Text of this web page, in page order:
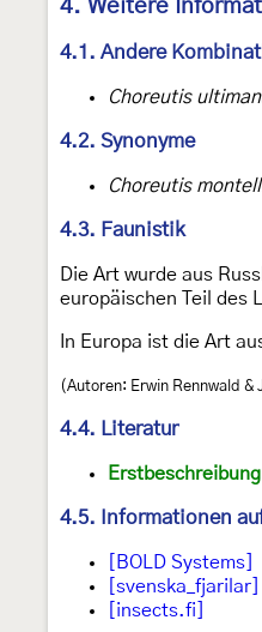
4. Weitere
4.1. Andere
Choreutis
4.2. Synonyme
Choreutis
4.3. Faunistik
Die Art wurde aus
europäischen Teil des
In Europa ist die Art
(Autoren: Erwin Rennwald &
4.4. Literatur
4.5. Informationen
[BOLD Systems]
[svenska_fjarilar]
[insects.fi]